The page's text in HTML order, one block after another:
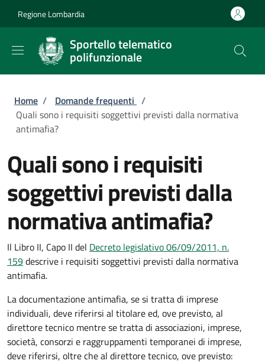
Regione Lombardia
Sportello telematico
polifunzionale
Briciole di pane
Home / Domande frequenti /
Quali sono i requisiti soggettivi previsti dalla normativa
antimafia?
Quali sono i requisiti
soggettivi previsti dalla
normativa antimafia?
Il Libro II, Capo II del Decreto legislativo 06/09/2011, n.
159descrive i requisiti soggettivi previsti dalla normativa
antimafia.
La documentazione antimafia, se si tratta di imprese
individuali, deve riferirsi al titolare ed, ove previsto, al
direttore tecnico mentre setratta di associazioni, imprese,
società, consorzi e raggruppamenti temporanei di imprese,
deve riferirsi, oltre che al direttore tecnico, ove previsto: